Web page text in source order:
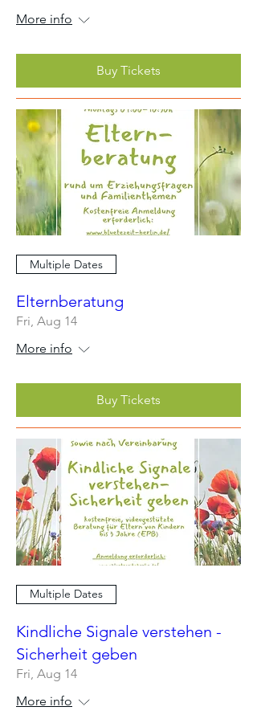
More info
Buy Tickets
Multiple Dates
Elternberatung
Fri, Aug 14
More info
Buy Tickets
Multiple Dates
Kindliche Signale verstehen -
Sicherheit geben
Fri, Aug 14
More info